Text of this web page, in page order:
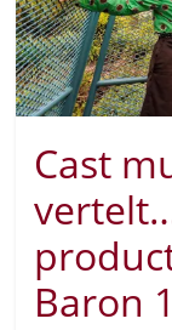
Cast
Baron